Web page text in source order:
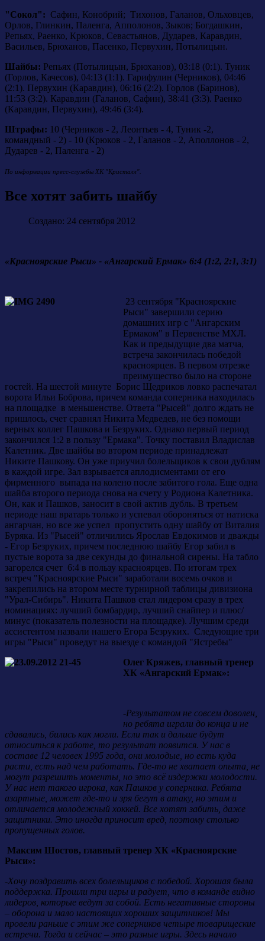
"Сокол": Сафин, Конобрий; Тихонов, Галанов, Ольховцев,
Орлов, Глинкин, Паленга, Апполонов, Зыков; Богдашкин,
Репьях, Раенко, Крюков, Севастьянов, Дударев, Каравдин,
Васильев, Брюханов, Пасенко, Первухин, Потылицын.
Шайбы: Репьях (Потылицын, Брюханов), 03:18 (0:1). Туник
(Горлов, Качесов), 04:13 (1:1). Гарифулин (Черников), 04:46
(2:1). Первухин (Каравдин), 06:16 (2:2). Горлов (Баринов),
11:53 (3:2). Каравдин (Галанов, Сафин), 38:41 (3:3). Раенко
(Каравдин, Первухин), 49:46 (3:4).
Штрафы: 10 (Черников - 2, Леонтьев - 4, Туник -2,
командный - 2) - 10 (Крюков - 2, Галанов - 2, Аполлонов - 2,
Дударев - 2, Паленга - 2)
По информации пресс-службы ХК "Кристалл".
Все хотят забить шайбу
Создано: 24 сентября 2012
«Красноярские Рыси» - «Ангарский Ермак» 6:4 (1:2, 2:1, 3:1)
23 сентября "Красноярские
Рыси" завершили серию
домашних игр с "Ангарским
Ермаком" в Первенстве МХЛ.
Как и предыдущие два матча,
встреча закончилась победой
красноярцев. В первом отрезке
преимущество было на стороне
гостей. На шестой минуте Борис Щедриков ловко распечатал
ворота Ильи Боброва, причем команда соперника находилась
на площадке в меньшенстве. Ответа "Рысей" долго ждать не
пришлось, счет сравнял Никита Медведев, не без помощи
верных коллег Пашкова и Безруких. Однако первый период
закончился 1:2 в пользу "Ермака". Точку поставил Владислав
Калетник. Две шайбы во втором периоде принадлежат
Никите Пашкову. Он уже приучил болельщиков к свои дублям
в каждой игре. Зал взрывается аплодисментами от его
фирменного выпада на колено после забитого гола. Еще одна
шайба второго периода снова на счету у Родиона Калетника.
Он, как и Пашков, заносит в свой актив дубль. В третьем
периоде наш вратарь только и успевал обороняться от натиска
ангарчан, но все же успел пропустить одну шайбу от Виталия
Буряка. Из "Рысей" отличились Ярослав Евдокимов и дважды
- Егор Безруких, причем последнюю шайбу Егор забил в
пустые ворота за две секунды до финальной сирены. На табло
загорелся счет 6:4 в пользу красноярцев. По итогам трех
встреч "Красноярские Рыси" заработали восемь очков и
закрепились на втором месте турнирной таблицы дивизиона
"Урал-Сибирь". Никита Пашков стал лидером сразу в трех
номинациях: лучший бомбардир, лучший снайпер и плюс/
минус (показатель полезности на площадке). Лучшим среди
ассистентом назвали нашего Егора Безруких. Следующие три
игры "Рыси" проведут на выезде с командой "Ястребы"
Олег Кряжев, главный тренер
ХК «Ангарский Ермак»:
-Результатом не совсем доволен,
но ребята играли до конца и не
сдавались, бились как могли. Если так и дальше будут
относиться к работе, то результат появится. У нас в
составе 12 человек 1995 года, они молодые, но есть куда
расти, есть над чем работать. Где-то не хватает опыта, не
могут разрешить моменты, но это всё издержки молодости.
У нас нет такого игрока, как Пашков у соперника. Ребята
азартные, может где-то и зря бегут в атаку, но этим и
отличается молодежный хоккей. Все хотят забить, даже
защитники. Это иногда приносит вред, поэтому столько
пропущенных голов.
Максим Шостов, главный тренер ХК «Красноярские
Рыси»:
-Хочу поздравить всех болельщиков с победой. Хорошая была
поддержка. Прошли три игры и радует, что в команде видно
лидеров, которые ведут за собой. Есть негативные стороны
– оборона и мало настоящих хороших защитников! Мы
провели раньше с этим же соперников четыре товарищеские
встречи. Тогда и сейчас – это разные игры. Здесь начало